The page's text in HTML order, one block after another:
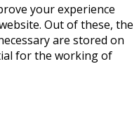
your experience
Out of these, the
are stored on
for the working of